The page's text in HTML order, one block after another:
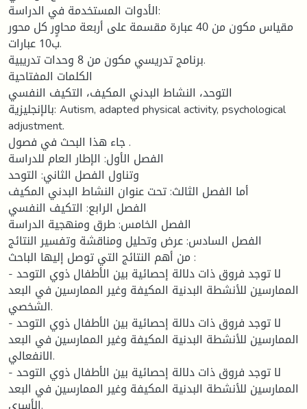
الأدوات المستخدمة في الدراسة:
مقياس مكون من 40 عبارة مقسمة على أربعة محاوٍر كل محور
ب10 عبارات.
برنامج تدريسي مكون من 8 وحدات تدريبية.
الكلمات المفتاحية
التوحد، النشاط البدني المكيف، التكيف النفسي
بالإنجليزية: Autism, adapted physical activity, psychological
adjustment.
جاء هذا البحث في فصول .
الفصل الأول: الإطار العام للدراسة
وتناول الفصل الثاني: التوحد
أما الفصل الثالث: تحت عنوان النشاط البدني المكيف
الفصل الرابع: التكيف النفسي
الفصل الخامس: طرق ومنهجية الدراسة
الفصل السادس: عرض وتحليل ومناقشة وتفسير النتائج
من أهم النتائج التي توصل إليها الباحث :
- لا توجد فروق ذات دلالة إحصائية بين الأطفال ذوي التوحد
الممارسين للأنشطة البدنية المكيفة وغير الممارسين في البعد
الشخصي.
- لا توجد فروق ذات دلالة إحصائية بين الأطفال ذوي التوحد
الممارسين للأنشطة البدنية المكيفة وغير الممارسين في البعد
الانفعالي.
- لا توجد فروق ذات دلالة إحصائية بين الأطفال ذوي التوحد
الممارسين للأنشطة البدنية المكيفة وغير الممارسين في البعد